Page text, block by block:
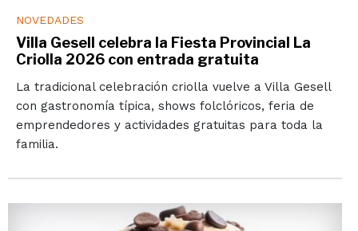
NOVEDADES
Villa Gesell celebra la Fiesta Provincial La
Criolla 2026 con entrada gratuita
La tradicional celebración criolla vuelve a Villa Gesell
con gastronomía típica, shows folclóricos, feria de
emprendedores y actividades gratuitas para toda la
familia.